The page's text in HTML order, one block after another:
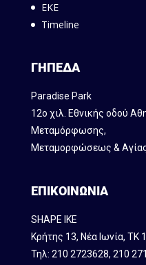
ΕΚΕ
Timeline
ΓΗΠΕΔΑ
Paradise Park
12ο χιλ. Εθνικής οδού
Mεταμόρφωσης,
Μεταμορφώσεως &
ΕΠΙΚΟΙΝΩΝΙΑ
SHAPE IKE
Κρήτης 13, Νέα Ιωνία, ΤΚ
Τηλ: 210 2723628, 210